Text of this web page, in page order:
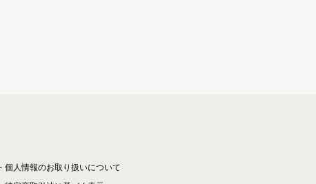
個人情報のお取り扱いについて